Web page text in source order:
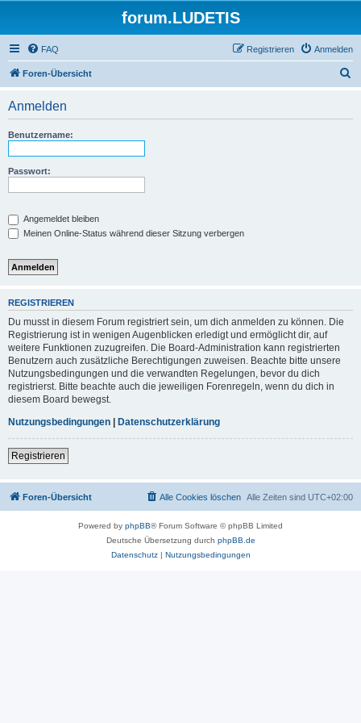
forum.LUDETIS
FAQ Anmelden
Registrieren
Foren-Übersicht
Anmelden
Benutzername:
Passwort:
Angemeldet bleiben
Meinen Online-Status während dieser Sitzung verbergen
REGISTRIEREN
Du musst in diesem Forum registriert sein, um dich anmelden zu können. Die
Registrierung ist in wenigen Augenblicken erledigt und ermöglicht dir, auf
weitere Funktionen zuzugreifen. Die Board-Administration kann registrierten
Benutzern auch zusätzliche Berechtigungen zuweisen. Beachte bitte unsere
Nutzungsbedingungen und die verwandten Regelungen, bevor du dich
registrierst. Bitte beachte auch die jeweiligen Forenregeln, wenn du dich in
diesem Board bewegst.
Nutzungsbedingungen | Datenschutzerklärung
Registrieren
Foren-Übersicht Alle Zeiten sind UTC+02:00
Alle Cookies löschen
Powered by phpBB® Forum Software © phpBB Limited
Deutsche Übersetzung durch phpBB.de
Datenschutz| Nutzungsbedingungen